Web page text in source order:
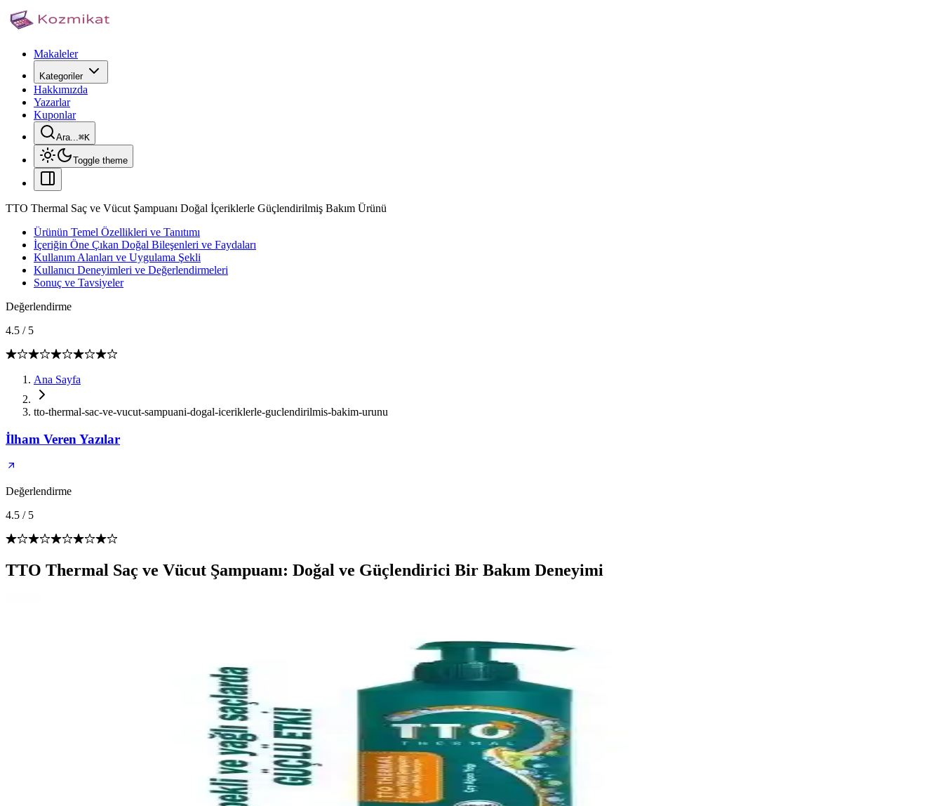
Makaleler
Kategoriler
Hakkımızda
Yazarlar
Kuponlar
Ara...⌘K
Toggle theme
TTO Thermal Saç ve Vücut Şampuanı Doğal İçeriklerle Güçlendirilmiş Bakım Ürünü
Ürünün Temel Özellikleri ve Tanıtımı
İçeriğin Öne Çıkan Doğal Bileşenleri ve Faydaları
Kullanım Alanları ve Uygulama Şekli
Kullanıcı Deneyimleri ve Değerlendirmeleri
Sonuç ve Tavsiyeler
Değerlendirme
4.5 / 5
Ana Sayfa
tto-thermal-sac-ve-vucut-sampuani-dogal-iceriklerle-guclendirilmis-bakim-urunu
İlham Veren Yazılar
Değerlendirme
4.5 / 5
TTO Thermal Saç ve Vücut Şampuanı: Doğal ve Güçlendirici Bir Bakım Deneyimi